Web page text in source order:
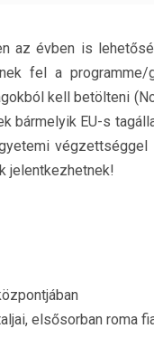
az évben is
fel a programme/
kell betölteni
bármelyik EU-s
jelentkezhetnek!
elsősorban roma